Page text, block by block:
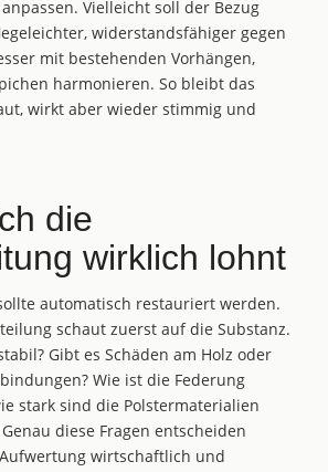
Vielleicht soll der Bezug
widerstandsfähiger gegen
mit bestehenden Vorhängen,
harmonieren. So bleibt das
wirkt aber wieder stimmig und
die
wirklich lohnt
automatisch restauriert werden.
schaut zuerst auf die Substanz.
Gibt es Schäden am Holz oder
Wie ist die Federung
stark sind die Polstermaterialien
diese Fragen entscheiden
wirtschaftlich und